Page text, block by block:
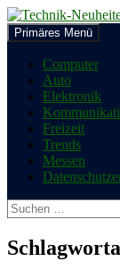
Zum
Inhalt
springen
aktuell
Suchen
Primäres Menü
Computer
Auto
Elektronik
Freizeit
Trends
Messen
Suchen
nach: